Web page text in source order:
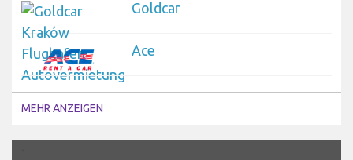
Goldcar
Ace
MEHR ANZEIGEN